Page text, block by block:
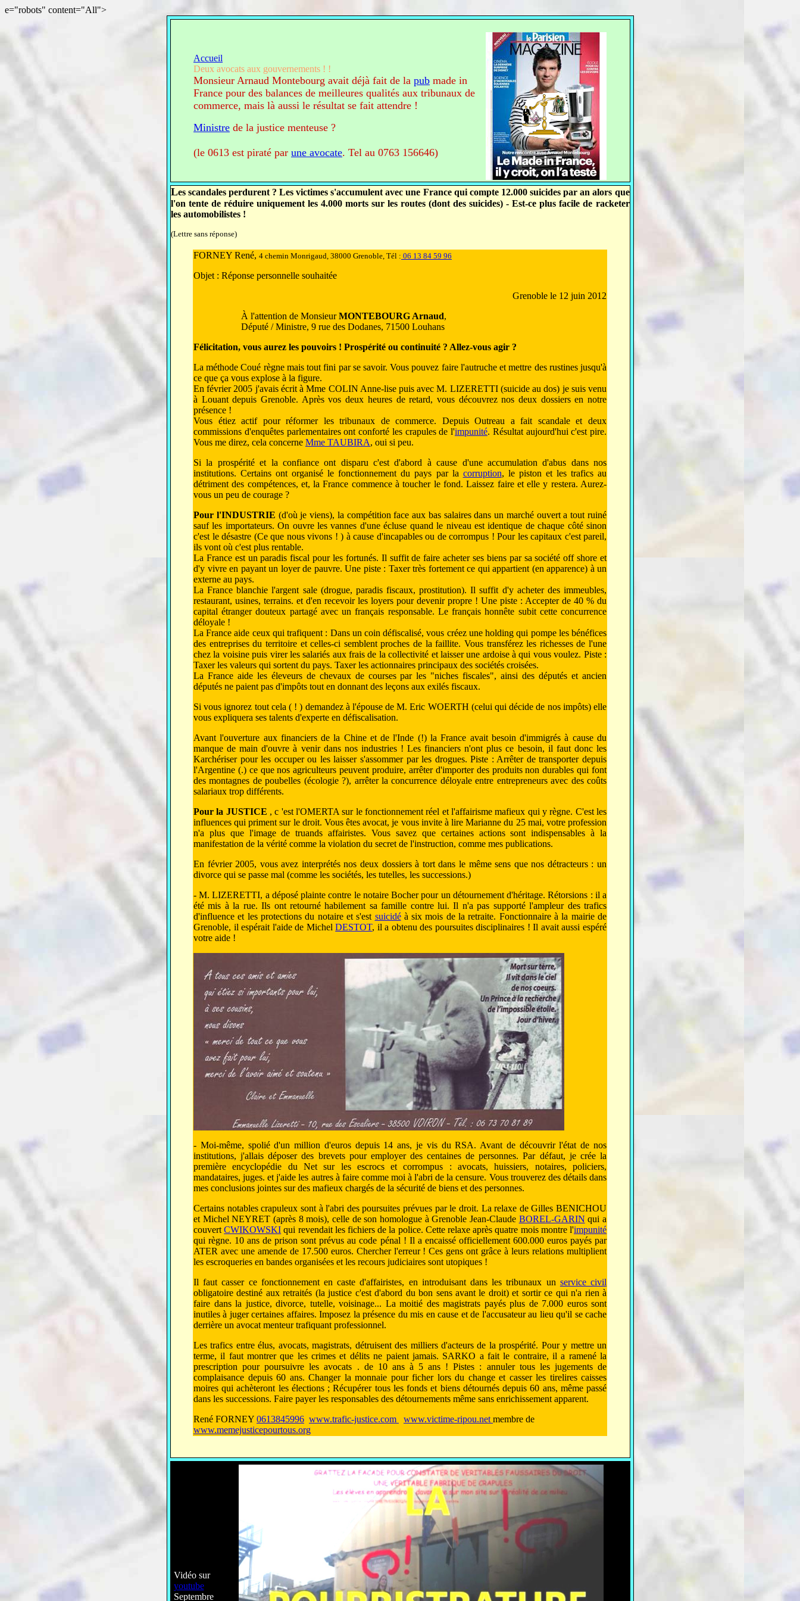
e="robots" content="All">
Accueil
Deux avocats aux gouvernements ! !
Monsieur Arnaud Montebourg avait déjà fait de la pub made in
France pour des balances de meilleures qualités aux tribunaux de
commerce, mais là aussi le résultat se fait attendre !
Ministre de la justice menteuse ?
(le 0613 est piraté par une avocate. Tel au 0763 156646)
Les scandales perdurent ? Les victimes s'accumulent avec une France qui compte 12.000 suicides par an alors que
l'on tente de réduire uniquement les 4.000 morts sur les routes (dont des suicides) - Est-ce plus facile de racketer
les automobilistes !
(Lettre sans réponse)
FORNEY René, 4 chemin Monrigaud, 38000 Grenoble, Tél : 06 13 84 59 96
Objet : Réponse personnelle souhaitée
Grenoble le 12 juin 2012
À l'attention de MonsieurMONTEBOURG Arnaud,
Député / Ministre, 9 rue des Dodanes, 71500 Louhans
Félicitation, vous aurez les pouvoirs ! Prospérité ou continuité ? Allez-vous agir ?
La méthode Coué règne mais tout fini par se savoir. Vous pouvez faire l'autruche et mettre des rustines jusqu'à
ce que ça vous explose à la figure.
En février 2005 j'avais écrit à Mme COLIN Anne-lise puis avec M. LIZERETTI (suicide au dos) je suis venu
à Louant depuis Grenoble. Après vos deux heures de retard, vous découvrez nos deux dossiers en notre
présence !
Vous étiez actif pour réformer les tribunaux de commerce. Depuis Outreau a fait scandale et deux
commissions d'enquêtes parlementaires ont conforté les crapules de l'impunité. Résultat aujourd'hui c'est pire.
Vous me direz, cela concerne Mme TAUBIRA, oui si peu.
Si la prospérité et la confiance ont disparu c'est d'abord à cause d'une accumulation d'abus dans nos
institutions. Certains ont organisé le fonctionnement du pays par la corruption, le piston et les trafics au
détriment des compétences, et, la France commence à toucher le fond. Laissez faire et elle y restera. Aurez-
vous un peu de courage ?
Pour l'INDUSTRIE (d'où je viens), la compétition face aux bas salaires dans un marché ouvert a tout ruiné
sauf les importateurs. On ouvre les vannes d'une écluse quand le niveau est identique de chaque côté sinon
c'est le désastre (Ce que nous vivons ! ) à cause d'incapables ou de corrompus ! Pour les capitaux c'est pareil,
ils vont où c'est plus rentable.
La France est un paradis fiscal pour les fortunés. Il suffit de faire acheter ses biens par sa société off shore et
d'y vivre en payant un loyer de pauvre. Une piste : Taxer très fortement ce qui appartient (en apparence) à un
externe au pays.
La France blanchie l'argent sale (drogue, paradis fiscaux, prostitution). Il suffit d'y acheter des immeubles,
restaurant, usines, terrains. et d'en recevoir les loyers pour devenir propre ! Une piste : Accepter de 40 % du
capital étranger douteux partagé avec un français responsable. Le français honnête subit cette concurrence
déloyale !
La France aide ceux qui trafiquent : Dans un coin défiscalisé, vous créez une holding qui pompe les bénéfices
des entreprises du territoire et celles-ci semblent proches de la faillite. Vous transférez les richesses de l'une
chez la voisine puis virer les salariés aux frais de la collectivité et laisser une ardoise à qui vous voulez. Piste :
Taxer les valeurs qui sortent du pays. Taxer les actionnaires principaux des sociétés croisées.
La France aide les éleveurs de chevaux de courses par les "niches fiscales", ainsi des députés et ancien
députés ne paient pas d'impôts tout en donnant des leçons aux exilés fiscaux.
Si vous ignorez tout cela ( ! ) demandez à l'épouse de M. Eric WOERTH (celui qui décide de nos impôts) elle
vous expliquera ses talents d'experte en défiscalisation.
Avant l'ouverture aux financiers de la Chine et de l'Inde (!) la France avait besoin d'immigrés à cause du
manque de main d'ouvre à venir dans nos industries ! Les financiers n'ont plus ce besoin, il faut donc les
Karchériser pour les occuper ou les laisser s'assommer par les drogues. Piste : Arrêter de transporter depuis
l'Argentine (.) ce que nos agriculteurs peuvent produire, arrêter d'importer des produits non durables qui font
des montagnes de poubelles (écologie ?), arrêter la concurrence déloyale entre entrepreneurs avec des coûts
salariaux trop différents.
Pour la JUSTICE , c 'est l'OMERTA sur le fonctionnement réel et l'affairisme mafieux qui y règne. C'est les
influences qui priment sur le droit. Vous êtes avocat, je vous invite à lire Marianne du 25 mai, votre profession
n'a plus que l'image de truands affairistes. Vous savez que certaines actions sont indispensables à la
manifestation de la vérité comme la violation du secret de l'instruction, comme mes publications.
En février 2005, vous avez interprétés nos deux dossiers à tort dans le même sens que nos détracteurs : un
divorce qui se passe mal (comme les sociétés, les tutelles, les successions.)
- M. LIZERETTI, a déposé plainte contre le notaire Bocher pour un détournement d'héritage. Rétorsions : il a
été mis à la rue. Ils ont retourné habilement sa famille contre lui. Il n'a pas supporté l'ampleur des trafics
d'influence et les protections du notaire et s'est suicidéà six mois de la retraite. Fonctionnaire à la mairie de
Grenoble, il espérait l'aide de MichelDESTOT, il a obtenu des poursuites disciplinaires ! Il avait aussi espéré
votre aide !
- Moi-même, spolié d'un million d'euros depuis 14 ans, je vis du RSA. Avant de découvrir l'état de nos
institutions, j'allais déposer des brevets pour employer des centaines de personnes. Par défaut, je crée la
première encyclopédie du Net sur les escrocs et corrompus : avocats, huissiers, notaires, policiers,
mandataires, juges. et j'aide les autres à faire comme moi à l'abri de la censure. Vous trouverez des détails dans
mes conclusions jointes sur des mafieux chargés de la sécurité de biens et des personnes.
Certains notables crapuleux sont à l'abri des poursuites prévues par le droit. La relaxe de Gilles BENICHOU
et Michel NEYRET (après 8 mois), celle de son homologue à Grenoble Jean-Claude BOREL-GARIN qui a
couvertCWIKOWSKI qui revendait les fichiers de la police. Cette relaxe après quatre mois montre l'impunité
qui règne. 10 ans de prison sont prévus au code pénal ! Il a encaissé officiellement 600.000 euros payés par
ATER avec une amende de 17.500 euros. Chercher l'erreur ! Ces gens ont grâce à leurs relations multiplient
les escroqueries en bandes organisées et les recours judiciaires sont utopiques !
Il faut casser ce fonctionnement en caste d'affairistes, en introduisant dans les tribunaux un service civil
obligatoire destiné aux retraités (la justice c'est d'abord du bon sens avant le droit) et sortir ce qui n'a rien à
faire dans la justice, divorce, tutelle, voisinage... La moitié des magistrats payés plus de 7.000 euros sont
inutiles à juger certaines affaires. Imposez la présence du mis en cause et de l'accusateur au lieu qu'il se cache
derrière un avocat menteur trafiquant professionnel.
Les trafics entre élus, avocats, magistrats, détruisent des milliers d'acteurs de la prospérité. Pour y mettre un
terme, il faut montrer que les crimes et délits ne paient jamais. SARKO a fait le contraire, il a ramené la
prescription pour poursuivre les avocats . de 10 ans à 5 ans ! Pistes : annuler tous les jugements de
complaisance depuis 60 ans. Changer la monnaie pour ficher lors du change et casser les tirelires caisses
moires qui achèteront les élections ; Récupérer tous les fonds et biens détournés depuis 60 ans, même passé
dans les successions. Faire payer les responsables des détournements même sans enrichissement apparent.
René FORNEY 0613845996 www.trafic-justice.com www.victime-ripou.net membre de
www.memejusticepourtous.org
Vidéo sur
youtube
Septembre